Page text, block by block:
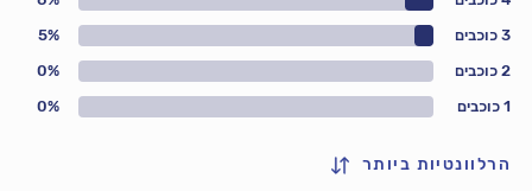
1 כוכבים 0%
2 כוכבים 0%
3 כוכבים 5%
הרלוונטיות ביותר